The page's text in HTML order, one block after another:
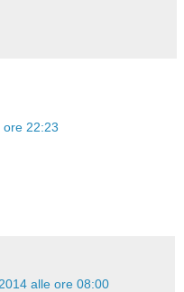
ore 22:23
alle ore 08:00